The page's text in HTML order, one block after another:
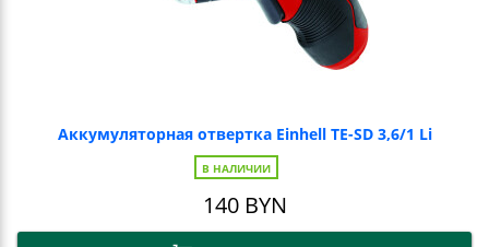
Аккумуляторная отвертка Einhell TE-SD 3,6/1 Li
В НАЛИЧИИ
140BYN